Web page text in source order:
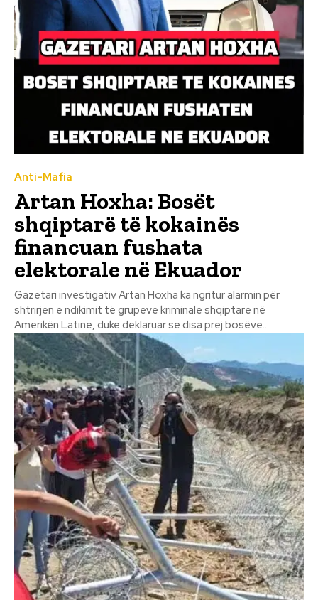
Anti-Mafia
Artan Hoxha: Bosët
shqiptarë të kokainës
financuan fushata
elektorale në Ekuador
Gazetari investigativ Artan Hoxha ka ngritur alarmin për
shtrirjen e ndikimit të grupeve kriminale shqiptare në
Amerikën Latine, duke deklaruar se disa prej bosëve...